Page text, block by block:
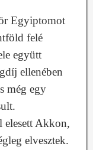
Egyiptomot
felé
együtt
ellenében
még egy
elesett Akkon,
elvesztek.